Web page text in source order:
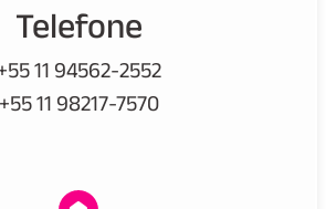
Telefone
11 94562-2552
+55 11 98217-7570